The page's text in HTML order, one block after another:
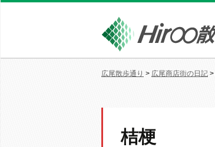
広尾散歩通り > 広尾商店街の日記 >
桔梗